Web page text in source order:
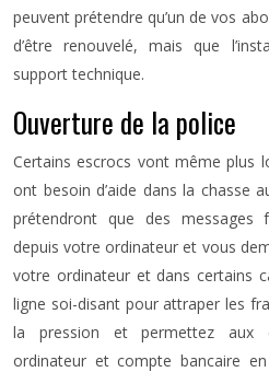
peuvent prétendre qu’un de vos
d’être renouvelé, mais que
support technique.
Ouverture de la police
Certains escrocs vont même plus
ont besoin d’aide dans la chasse
prétendront que des messages
depuis votre ordinateur et vous
votre ordinateur et dans certains
ligne soi-disant pour attraper les
la pression et permettez aux
ordinateur et compte bancaire